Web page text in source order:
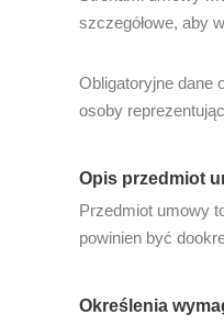
szczegółowe, aby
Obligatoryjne dane
osoby
Opis przedmiot
Przedmiot umowy
powinien być
Określenia